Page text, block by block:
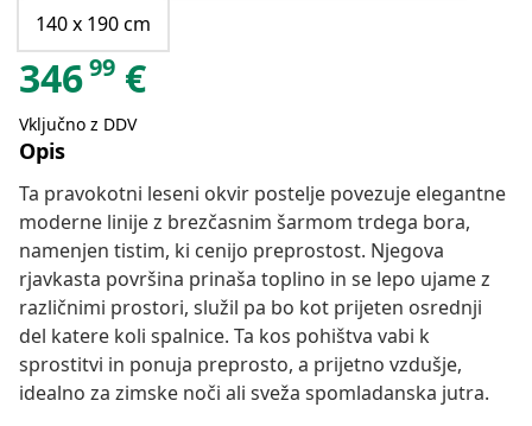
140 x 190 cm
34699 €
Vključno z DDV
Opis
Ta pravokotni leseni okvir postelje povezuje elegantne
moderne linije z brezčasnim šarmom trdega bora,
namenjen tistim, ki cenijo preprostost. Njegova
rjavkasta površina prinaša toplino in se lepo ujame z
različnimi prostori, služil pa bo kot prijeten osrednji
del katere koli spalnice. Ta kos pohištva vabi k
sprostitvi in ponuja preprosto, a prijetno vzdušje,
idealno za zimske noči ali sveža spomladanska jutra.